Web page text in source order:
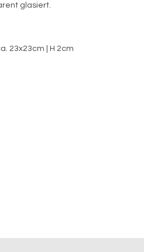
glasiert.
23x23cm | H 2cm